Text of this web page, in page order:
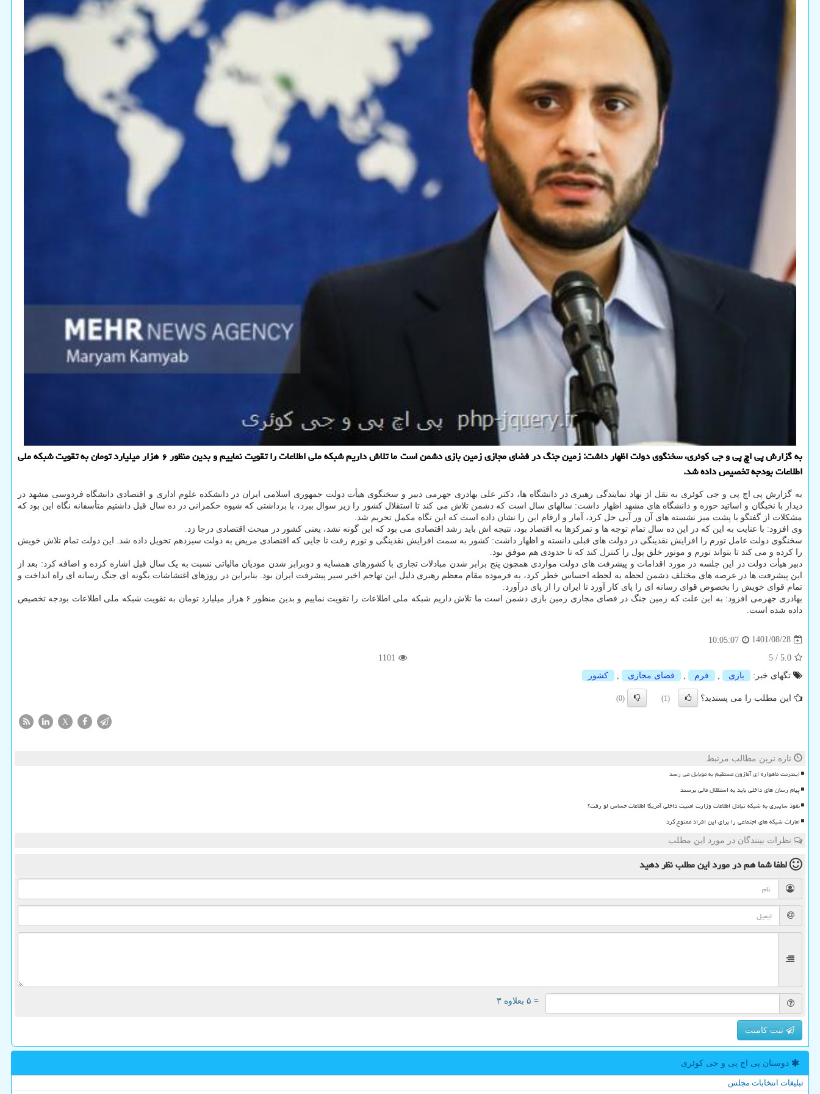
به گزارش پی اچ پی و جی کوئری، سخنگوی دولت اظهار داشت: زمین جنگ در فضای مجازی زمین بازی دشمن است ما تلاش داریم شبکه ملی اطلاعات را تقویت نماییم و بدین منظور ۶ هزار میلیارد تومان به تقویت شبکه ملی
اطلاعات بودجه تخصیص داده شد.
به گزارش پی اچ پی و جی کوئری به نقل از نهاد نمایندگی رهبری در دانشگاه ها، دکتر علی بهادری جهرمی دبیر و سخنگوی هیأت دولت جمهوری اسلامی ایران در دانشکده علوم اداری و اقتصادی دانشگاه فردوسی مشهد در
دیدار با نخبگان و اساتید حوزه و دانشگاه های مشهد اظهار داشت: سالهای سال است که دشمن تلاش می کند تا استقلال کشور را زیر سوال ببرد، با برداشتی که شیوه حکمرانی در ده سال قبل داشتیم متأسفانه نگاه این بود که
مشکلات از گفتگو با پشت میز نشسته های آن ور آبی حل کرد، آمار و ارقام این را نشان داده است که این نگاه مکمل تحریم شد.
وی افزود: با عنایت به این که در این ده سال تمام توجه ها و تمرکزها به اقتصاد بود، نتیجه اش باید رشد اقتصادی می بود که این گونه نشد، یعنی کشور در مبحث اقتصادی درجا زد.
سخنگوی دولت عامل تورم را افزایش نقدینگی در دولت های قبلی دانسته و اظهار داشت: کشور به سمت افزایش نقدینگی و تورم رفت تا جایی که اقتصادی مریض به دولت سیزدهم تحویل داده شد. این دولت تمام تلاش خویش
را کرده و می کند تا بتواند تورم و موتور خلق پول را کنترل کند که تا حدودی هم موفق بود.
دبیر هیأت دولت در این جلسه در مورد اقدامات و پیشرفت های دولت مواردی همچون پنج برابر شدن مبادلات تجاری با کشورهای همسایه و دوبرابر شدن مودیان مالیاتی نسبت به یک سال قبل اشاره کرده و اضافه کرد: بعد از
این پیشرفت ها در عرصه های مختلف دشمن لحظه به لحظه احساس خطر کرد، به فرموده مقام معظم رهبری دلیل این تهاجم اخیر سیر پیشرفت ایران بود. بنابراین در روزهای اغتشاشات بگونه ای جنگ رسانه ای راه انداخت و
تمام قوای خویش را بخصوص قوای رسانه ای را پای کار آورد تا ایران را از پای درآورد.
بهادری جهرمی افزود: به این علت که زمین جنگ در فضای مجازی زمین بازی دشمن است ما تلاش داریم شبکه ملی اطلاعات را تقویت نماییم و بدین منظور ۶ هزار میلیارد تومان به تقویت شبکه ملی اطلاعات بودجه تخصیص
داده شده است.
1401/08/28
10:05:07
5.0
/
5
1101
تگهای خبر:
بازی , فرم , فضای مجازی , كشور
این مطلب را می پسندید؟ (1)
(0)
X
تازه ترین مطالب مرتبط
اینترنت ماهواره ای آمازون مستقیم به موبایل می رسد
پیام رسان های داخلی باید به استقلال مالی برسند
نفوذ سایبری به شبکه تبادل اطلاعات وزارت امنیت داخلی آمریکا اطلاعات حساس لو رفت؟
امارات شبکه های اجتماعی را برای این افراد ممنوع کرد
نظرات بینندگان در مورد این مطلب
لطفا شما همدر مورد این مطلبنظر دهید
= ۵ بعلاوه ۳
ثبت کامنت
دوستان پی اچ پی و جی كوئری
تبلیغات انتخابات مجلس